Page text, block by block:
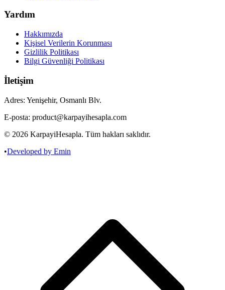
Yardım
Hakkımızda
Kişisel Verilerin Korunması
Gizlilik Politikası
Bilgi Güvenliği Politikası
İletişim
Adres: Yenişehir, Osmanlı Blv.
E-posta: product@karpayihesapla.com
© 2026 KarpayiHesapla. Tüm hakları saklıdır.
•Developed by Emin